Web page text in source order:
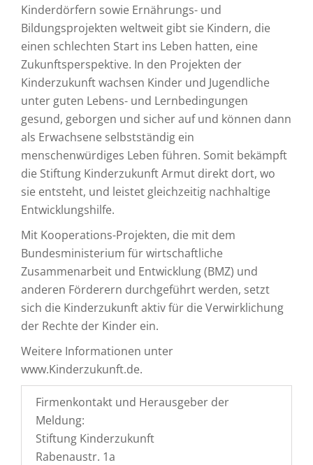
Kinderdörfern sowie Ernährungs- und
Bildungsprojekten weltweit gibt sie Kindern, die
einen schlechten Start ins Leben hatten, eine
Zukunftsperspektive. In den Projekten der
Kinderzukunft wachsen Kinder und Jugendliche
unter guten Lebens- und Lernbedingungen
gesund, geborgen und sicher auf und können dann
als Erwachsene selbstständig ein
menschenwürdiges Leben führen. Somit bekämpft
die Stiftung Kinderzukunft Armut direkt dort, wo
sie entsteht, und leistet gleichzeitig nachhaltige
Entwicklungshilfe.
Mit Kooperations-Projekten, die mit dem
Bundesministerium für wirtschaftliche
Zusammenarbeit und Entwicklung (BMZ) und
anderen Förderern durchgeführt werden, setzt
sich die Kinderzukunft aktiv für die Verwirklichung
der Rechte der Kinder ein.
Weitere Informationen unter
www.Kinderzukunft.de.
Firmenkontakt und Herausgeber der
Meldung:
Stiftung Kinderzukunft
Rabenaustr. 1a